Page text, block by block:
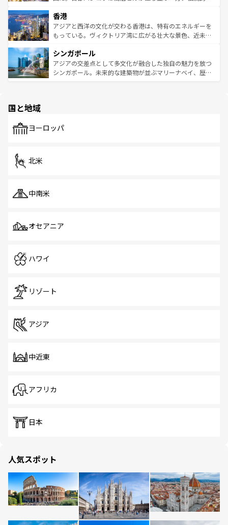
とつ。フォーやバインミー、ベトナムコーヒーなどは、ぜ
ひ現地で味わいたい。どの地域を訪れてもあたたかい人々
が旅行者を迎えてくれるので、きっと忘れられない旅にな
参照してほしい。
の活気が交差している。北部ではチェンマイなどの山岳地
帯で自然と触れ合い、南部ではプーケットやクラビの美し
いビーチでリゾート気分を楽しむことができる。タイ料理
激する。気候は一年中温暖で、どの季節にも異なる楽しみ
が待っている。親しみやすいタイの人々、仏教を中心とし
た文化、そして多様な観光資源が、訪れる旅人を魅了し続
香港
アジアと西洋の文化が交わる香港は、特有のエネルギーを
もっている。ヴィクトリア湾に広がる壮大な景色、近未来
み、どこを訪れても感動するはず。観光スポットが密集し
ており、効率よく見どころを回れるのも魅力。息をのむよ
うな絶景から文化的な体験まで、香港を存分に楽しみ尽く
シンガポール
アジアの交差点として多文化が融合した独自の魅力を放つ
シンガポール。未来的な建築物が並ぶマリーナベイ、歴史
で、ホーカーズは地元の風情を楽しめる外せないスポット
国と地域
ヨーロッパ
北米
中南米
オセアニア
ハワイ
リゾート
アジア
中近東
アフリカ
日本
人気スポット